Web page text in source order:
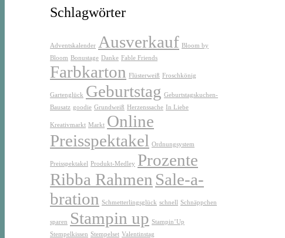
Schlagwörter
Adventskalender Ausverkauf Bloom by
Bloom Bonustage Danke Fable Friends
Farbkarton Flüsterweiß Froschkönig
Gartenglück Geburtstag Geburtstagskuchen-
Bausatz goodie Grundweiß Herzenssache In Liebe
Kreativmarkt Markt Online
Preisspektakel
Ordnungsystem
Preisspektakel Produkt-Medley Prozente
Ribba Rahmen Sale-a-
bration Schmetterlingsglück schnell Schnäppchen
sparen Stampin up Stampin’Up
Stempelkissen Stempelset Valentinstag